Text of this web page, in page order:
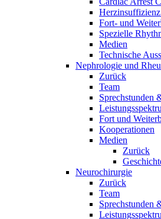
Fort- und
Spezielle
Medien
Technische
Nephrologie und
Zurück
Team
Sprechstunden
Fort und
Kooperationen
Medien
Zurück
Neurochirurgie
Zurück
Team
Sprechstunden